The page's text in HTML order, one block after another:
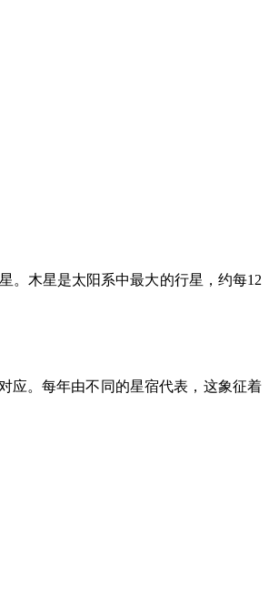
。木星是太阳系中最大的行星，约每12
应。每年由不同的星宿代表，这象征着